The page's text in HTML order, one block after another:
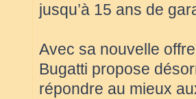
jusqu’à 15 ans de
Avec sa nouvelle
Bugatti propose
répondre au mieux